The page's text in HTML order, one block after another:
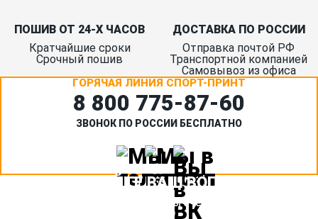
ПОШИВ ОТ 24-Х ЧАСОВ
Кратчайшие сроки
Срочный пошив
ДОСТАВКА ПО РОССИИ
Отправка почтой РФ
Транспортной компанией
Самовывоз из офиса
ГОРЯЧАЯ ЛИНИЯ СПОРТ-ПРИНТ
8 800 775‑87-60
ЗВОНОК ПО РОССИИ БЕСПЛАТНО
ЗАДАЙТЕ ВАШ ВОПРОС
Или кратко опишите ситуацию. Мы очень быстро свяжемся с
вами :)